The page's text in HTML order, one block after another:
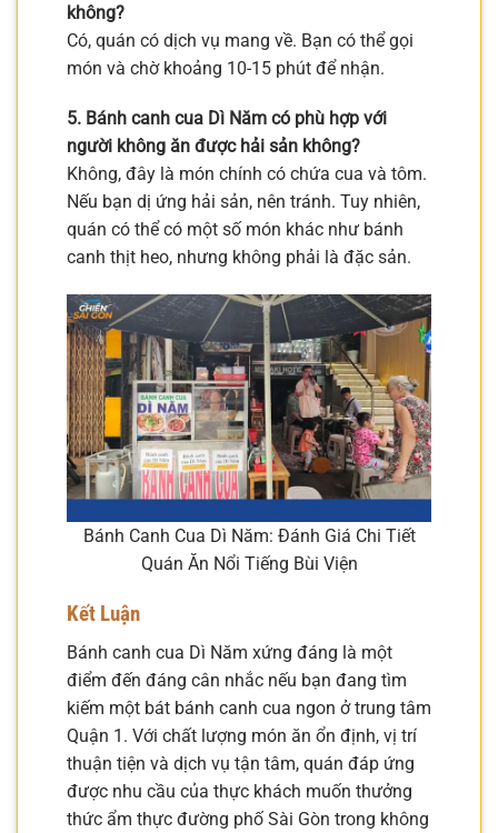
không?
Có, quán có dịch vụ mang về. Bạn có thể gọi
món và chờ khoảng 10-15 phút để nhận.
5. Bánh canh cua Dì Năm có phù hợp với
người không ăn được hải sản không?
Không, đây là món chính có chứa cua và tôm.
Nếu bạn dị ứng hải sản, nên tránh. Tuy nhiên,
quán có thể có một số món khác như bánh
canh thịt heo, nhưng không phải là đặc sản.
Bánh Canh Cua Dì Năm: Đánh Giá Chi Tiết
Quán Ăn Nổi Tiếng Bùi Viện
Kết Luận
Bánh canh cua Dì Năm xứng đáng là một
điểm đến đáng cân nhắc nếu bạn đang tìm
kiếm một bát bánh canh cua ngon ở trung tâm
Quận 1. Với chất lượng món ăn ổn định, vị trí
thuận tiện và dịch vụ tận tâm, quán đáp ứng
được nhu cầu của thực khách muốn thưởng
thức ẩm thực đường phố Sài Gòn trong không